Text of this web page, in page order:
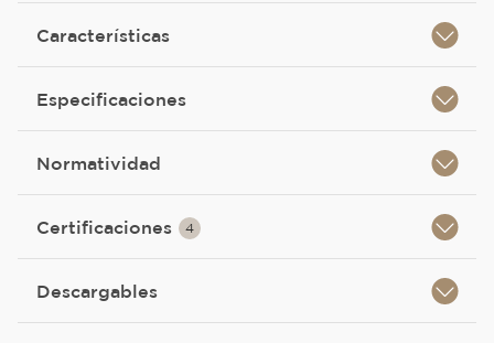
Características
Especificaciones
Normatividad
Certificaciones 4
Descargables